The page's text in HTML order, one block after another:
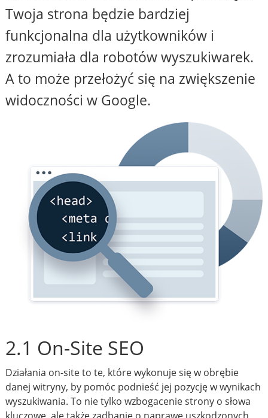
Twoja strona będzie bardziej
funkcjonalna dla użytkowników i
zrozumiała dla robotów wyszukiwarek.
A to może przełożyć się na zwiększenie
widoczności w Google.
2.1 On-Site SEO
Działania on-site to te, które wykonuje się w obrębie
danej witryny, by pomóc podnieść jej pozycję w wynikach
wyszukiwania. To nie tylko wzbogacenie strony o słowa
kluczowe, ale także zadbanie o naprawę uszkodzonych